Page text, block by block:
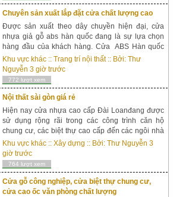
Chuyên sản xuất lắp đặt cửa chất lượng cao
Được sản xuất theo dây chuyền hiện đại, cửa
nhựa giả gỗ abs hàn quốc đang là sự lựa chọn
hàng đầu của khách hàng. Cửa ABS Hàn quốc
được thiết kế với nhiều kiểu dáng sang trọng,
màu sắc đa dạng thích hợp để làm cửa phòng
ngủ,...
Khu vực khác ::Trang trí nội thất:: Bởi:Thư
Nguyễn 3 giờ trước
772 lượt xem
Nội thất sài gòn giá rẻ
Hiện nay cửa nhựa cao cấp Đài Loanđang được
sử dụng rộng rãi trong các công trình căn hộ
chung cư, các biệt thự cao cấp đến các ngôi nhà
dân sinh. Cửa nhựa Đài Loan bao gồm cửa nhựa
ghép thanh và cửa đúc thành tấm. Ưu...
Khu vực khác ::Xây dựng :: Bởi:Thư Nguyễn 3
giờ trước
764 lượt xem
Cửa gỗ công nghiệp, cửa biệt thự chung cư,
cửa cao ốc văn phòng chất lượng